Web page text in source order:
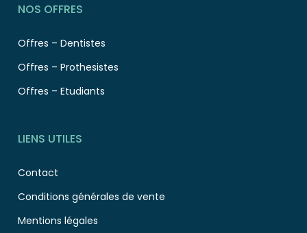
NOS OFFRES
Offres – Dentistes
Offres – Prothesistes
Offres – Etudiants
LIENS UTILES
Contact
Conditions générales de vente
Mentions légales